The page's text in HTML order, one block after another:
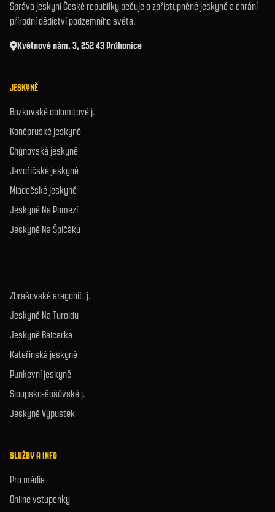
Správa jeskyní České republiky pečuje o zpřístupněné jeskyně a chrání
přírodní dědictví podzemního světa.
Květnové nám. 3, 252 43 Průhonice
JESKYNĚ
Bozkovské dolomitové j.
Koněpruské jeskyně
Chýnovská jeskyně
Javoříčské jeskyně
Mladečské jeskyně
Jeskyně Na Pomezí
Jeskyně Na Špičáku
Zbrašovské aragonit. j.
Jeskyně Na Turoldu
Jeskyně Balcarka
Kateřinská jeskyně
Punkevní jeskyně
Sloupsko-šošůvské j.
Jeskyně Výpustek
SLUŽBY A INFO
Pro média
Online vstupenky